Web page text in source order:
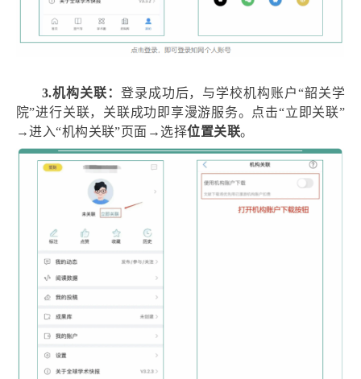
3.机构关联： 登录成功后，与学校机构账户“韶关学
院”进行关联，关联成功即享漫游服务。点击“立即关联”
→进入“机构关联”页面→ 选择位置关联。